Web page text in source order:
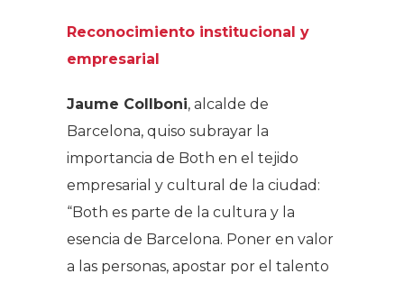
Reconocimiento institucional y
empresarial
Jaume Collboni, alcalde de
Barcelona, quiso subrayar la
importancia de Both en el tejido
empresarial y cultural de la ciudad:
“Both es parte de la cultura y la
esencia de Barcelona. Poner en valor
a las personas, apostar por el talento